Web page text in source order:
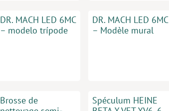
DR. MACH LED 6MC
– modelo trípode
DR. MACH LED 6MC
– Modèle mural
Brosse de
Spéculum HEINE